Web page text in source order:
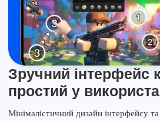
Зручний інтерфейс
простий у
Мінімалістичний дизайн інтерфейсу